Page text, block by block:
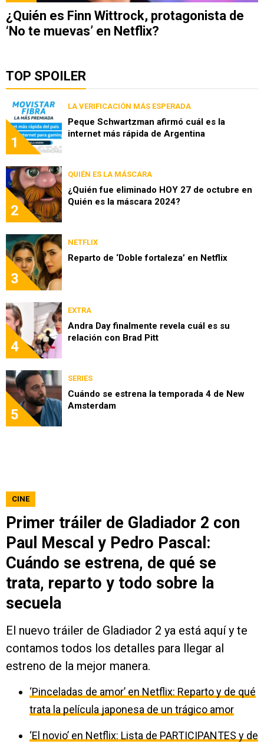
¿Quién es Finn Wittrock, protagonista de
‘No te muevas’ en Netflix?
TOP SPOILER
1
LA VERIFICACIÓN MÁS ESPERADA
Peque Schwartzman afirmó cuál es la
internet más rápida de Argentina
2
QUIÉN ES LA MÁSCARA
¿Quién fue eliminado HOY 27 de octubre en
Quién es la máscara 2024?
3
NETFLIX
Reparto de ‘Doble fortaleza’ en Netflix
4
EXTRA
Andra Day finalmente revela cuál es su
relación con Brad Pitt
5
SERIES
Cuándo se estrena la temporada 4 de New
Amsterdam
CINE
Primer tráiler de Gladiador 2 con
Paul Mescal y Pedro Pascal:
Cuándo se estrena, de qué se
trata, reparto y todo sobre la
secuela
El nuevo tráiler de Gladiador 2 ya está aquí y te
contamos todos los detalles para llegar al
estreno de la mejor manera.
‘Pinceladas de amor’ en Netflix: Reparto y de qué
trata la película japonesa de un trágico amor
‘El novio’ en Netflix: Lista de PARTICIPANTES y de